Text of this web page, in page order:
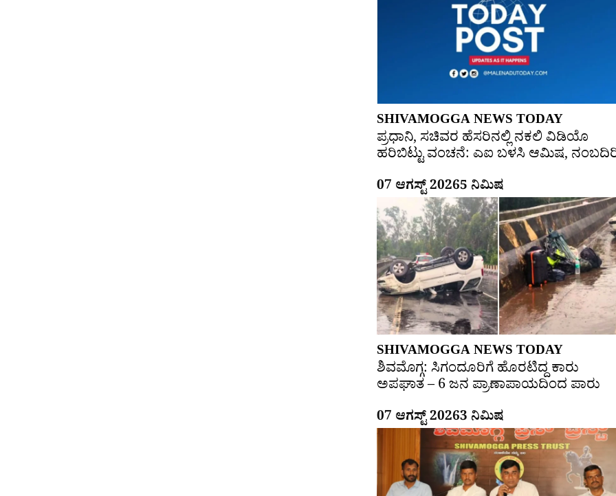
SHIVAMOGGA NEWS TODAY
ಪ್ರಧಾನಿ, ಸಚಿವರ ಹೆಸರಿನಲ್ಲಿ ನಕಲಿ ವಿಡಿಯೊ
ಹರಿಬಿಟ್ಟು ವಂಚನೆ: ಎಐ ಬಳಸಿ ಆಮಿಷ,
07 ಆಗಸ್ಟ್ 20265 ನಿಮಿಷ
SHIVAMOGGA NEWS TODAY
ಶಿವಮೊಗ್ಗ: ಸಿಗಂದೂರಿಗೆ ಹೊರಟಿದ್ದ ಕಾರು
ಅಪಘಾತ – 6 ಜನ ಪ್ರಾಣಾಪಾಯದಿಂದ ಪಾರು
07 ಆಗಸ್ಟ್ 20263 ನಿಮಿಷ